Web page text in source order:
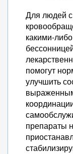
Для людей
какими-
помогут
улучшить
препараты